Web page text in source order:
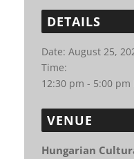
DETAILS
Date: August 25,
Time:
12:30 pm - 5:00 pm
VENUE
Hungarian